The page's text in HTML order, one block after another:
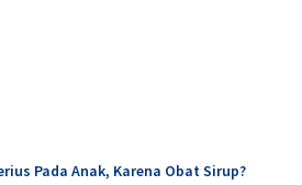
Pada Anak, Karena Obat Sirup?